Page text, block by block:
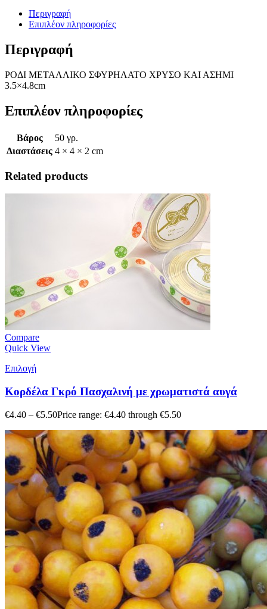
Περιγραφή
Επιπλέον πληροφορίες
Περιγραφή
ΡΟΔΙ ΜΕΤΑΛΛΙΚΟ ΣΦΥΡΗΛΑΤΟ ΧΡΥΣΟ ΚΑΙ ΑΣΗΜΙ
3.5×4.8cm
Επιπλέον πληροφορίες
Βάρος
50 γρ.
Διαστάσεις 4 × 4 × 2 cm
Related products
Compare
Quick View
Επιλογή
Κορδέλα Γκρό Πασχαλινή με χρωματιστά αυγά
€4.40 – €5.50Price range: €4.40 through €5.50